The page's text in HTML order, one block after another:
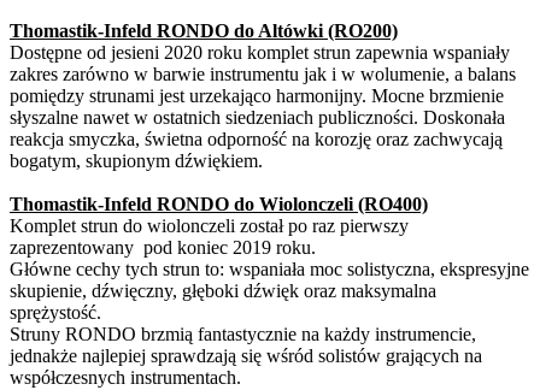
Thomastik-Infeld RONDO do Altówki (RO200)
Dostępne od jesieni 2020 roku komplet strun zapewnia wspaniały
zakres zarówno w barwie instrumentu jak i w wolumenie, a balans
pomiędzy strunami jest urzekająco harmonijny. Mocne brzmienie
słyszalne nawet w ostatnich siedzeniach publiczności. Doskonała
reakcja smyczka, świetna odporność na korozję oraz zachwycają
bogatym, skupionym dźwiękiem.
Thomastik-Infeld RONDO do Wiolonczeli (RO400)
Komplet strun do wiolonczeli został po raz pierwszy
zaprezentowany pod koniec 2019 roku.
Główne cechy tych strun to: wspaniała moc solistyczna, ekspresyjne
skupienie, dźwięczny, głęboki dźwięk oraz maksymalna
sprężystość.
Struny RONDO brzmią fantastycznie na każdy instrumencie,
jednakże najlepiej sprawdzają się wśród solistów grających na
współczesnych instrumentach.